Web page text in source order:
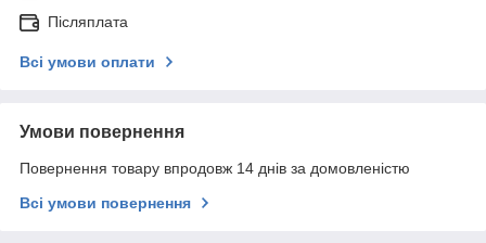
Післяплата
Всі умови оплати
Умови повернення
Повернення товару впродовж 14 днів за домовленістю
Всі умови повернення